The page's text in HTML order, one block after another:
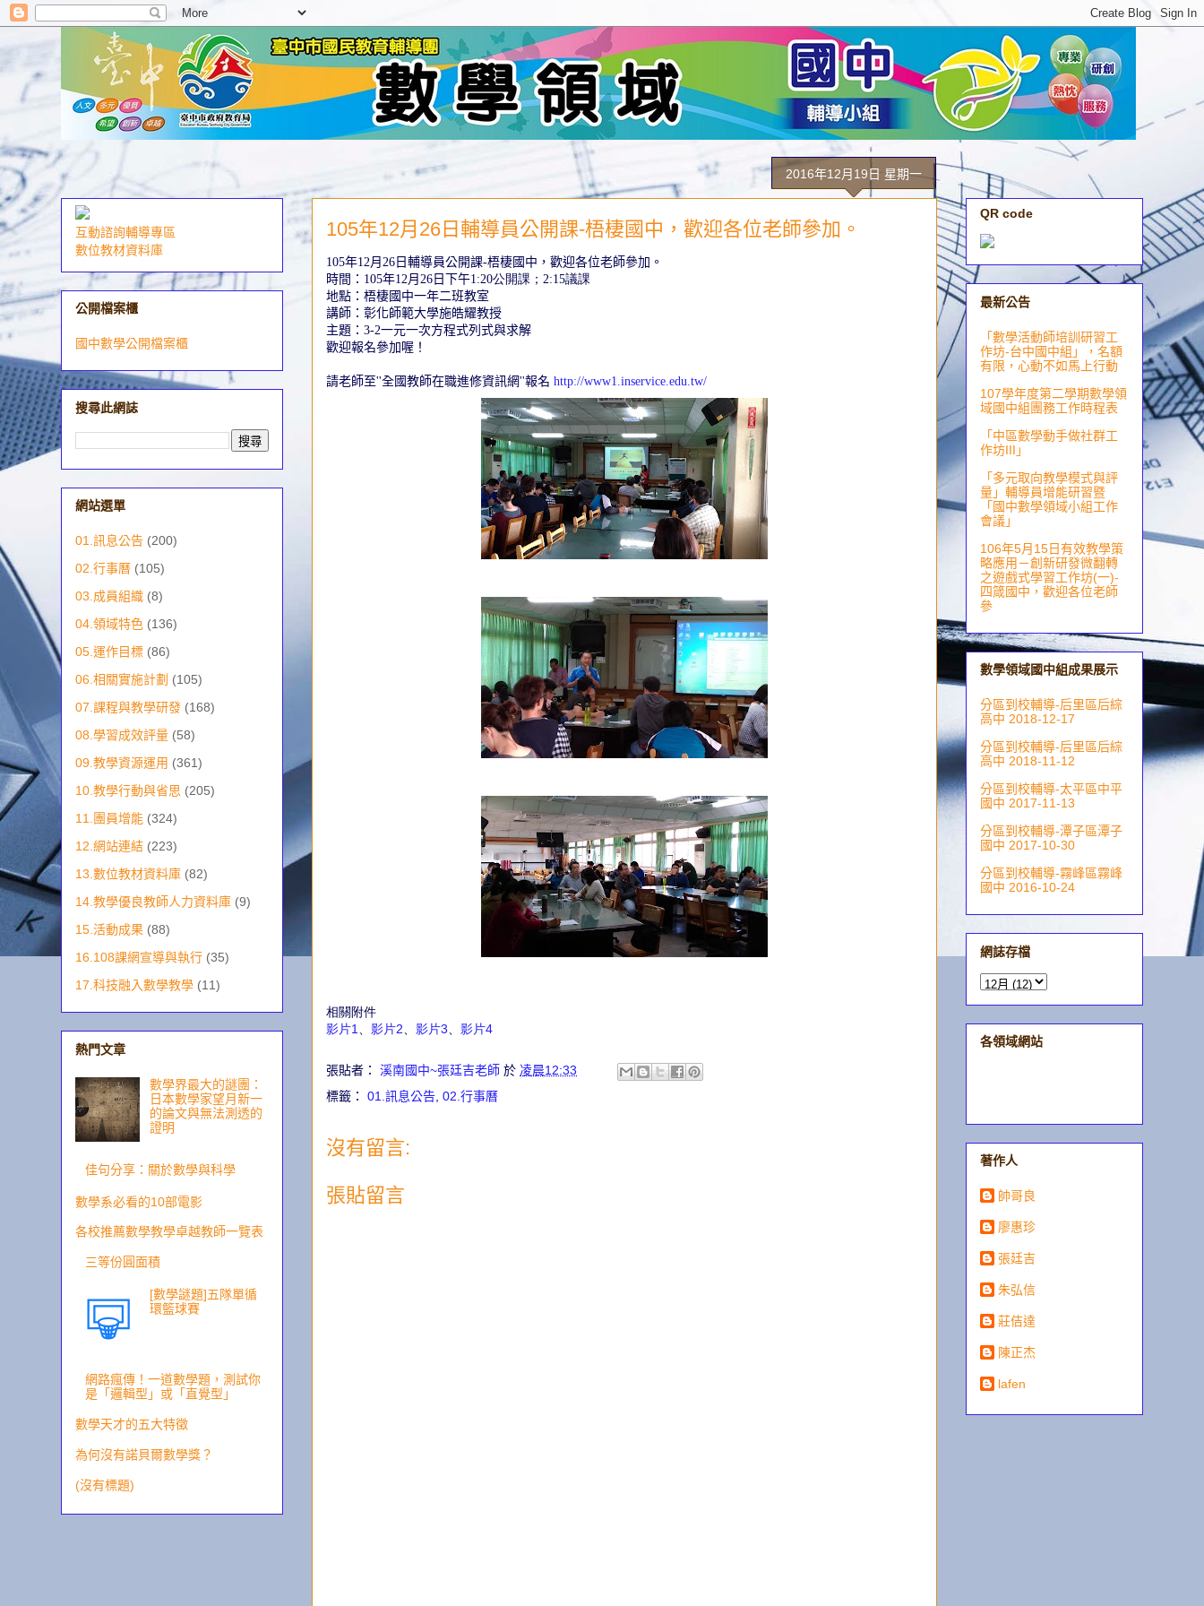
2016年12月19日 星期一
105年12月26日輔導員公開課-梧棲國中，歡迎各位老師參加。
105年12月 26 日輔導員公開課-梧棲國中，歡迎各位老師參加。
時間： 105年12月 26 日下午1:20公開課；2:15議課
地點：梧棲國中一年二班教室
講師：彰化師範大學施皓耀教授
主題： 3-2一元一次方程式列式與求解
歡迎報名參加喔！
請老師至''全國教師在職進修資訊網''報名 http://www1.inservice.edu.tw/
相關附件
影片1
影片2 影片3 影片4
張貼者： 溪南國中~張廷吉老師 於 凌晨12:33
標籤： 01.訊息公告 02.行事曆
沒有留言:
張貼留言
互動諮詢輔導專區
數位教材資料庫
公開檔案櫃
國中數學公開檔案櫃
搜尋此網誌
網站選單
01.訊息公告 (200)
02.行事曆 (105)
03.成員組織 (8)
04.領域特色 (136)
05.運作目標 (86)
06.相關實施計劃 (105)
07.課程與教學研發 (168)
08.學習成效評量 (58)
09.教學資源運用 (361)
10.教學行動與省思 (205)
11.團員增能 (324)
12.網站連結 (223)
13.數位教材資料庫 (82)
14.教學優良教師人力資料庫 (9)
15.活動成果 (88)
16.108課網宣導與執行 (35)
17.科技融入數學教學 (11)
熱門文章
數學界最大的謎團：
日本數學家望月新一
的論文與無法測透的
證明
佳句分享：關於數學與科學
數學系必看的10部電影
各校推薦數學教學卓越教師一覽表
三等份圓面積
[數學謎題]五隊單循
環籃球賽
網路瘋傳！一道數學題，測試你
是「邏輯型」或「直覺型」
數學天才的五大特徵
為何沒有諾貝爾數學獎？
(沒有標題)
QR code
最新公告
「數學活動師培訓研習工
作坊-台中國中組」，名額
有限，心動不如馬上行動
107學年度第二學期數學領
域國中組團務工作時程表
「中區數學動手做社群工
作坊III」
「多元取向教學模式與評
量」輔導員增能研習暨
「國中數學領域小組工作
會議」
106年5月15日有效教學策
略應用－創新研發微翻轉
之遊戲式學習工作坊(一)-
四箴國中，歡迎各位老師
參
數學領域國中組成果展示
分區到校輔導-后里區后綜
高中 2018-12-17
分區到校輔導-后里區后綜
高中 2018-11-12
分區到校輔導-太平區中平
國中 2017-11-13
分區到校輔導-潭子區潭子
國中 2017-10-30
分區到校輔導-霧峰區霧峰
國中 2016-10-24
網誌存檔
各領域網站
著作人
帥哥良
廖惠珍
張廷吉
朱弘信
莊佶達
陳正杰
lafen